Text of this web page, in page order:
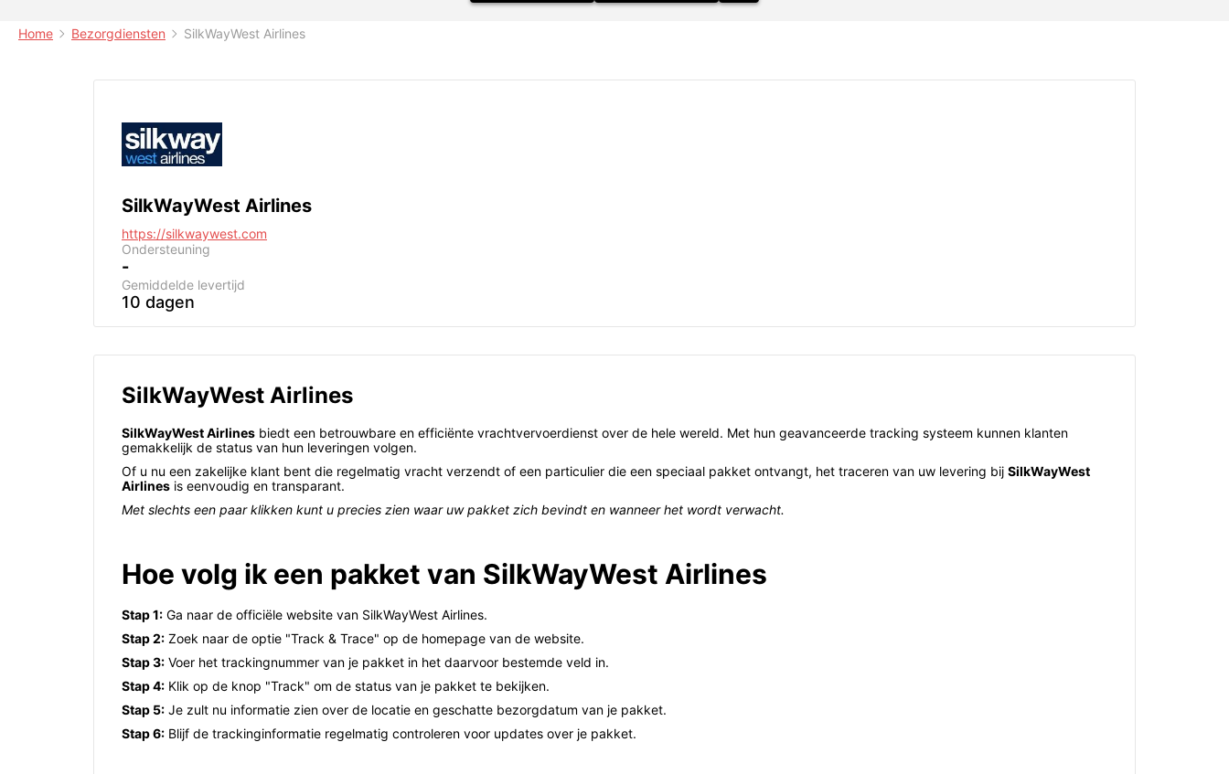
Home Bezorgdiensten SilkWayWest Airlines
SilkWayWest Airlines
https://silkwaywest.com
Ondersteuning
-
Gemiddelde levertijd
10 dagen
SilkWayWest Airlines
SilkWayWest Airlines biedt een betrouwbare en efficiënte vrachtvervoerdienst over de hele wereld. Met hun geavanceerde tracking systeem kunnen klanten
gemakkelijk de status van hun leveringen volgen.
Of u nu een zakelijke klant bent die regelmatig vracht verzendt of een particulier die een speciaal pakket ontvangt, het traceren van uw levering bij SilkWayWest
Airlines is eenvoudig en transparant.
Met slechts een paar klikken kunt u precies zien waar uw pakket zich bevindt en wanneer het wordt verwacht.
Hoe volg ik een pakket van SilkWayWest Airlines
Stap 1: Ga naar de officiële website van SilkWayWest Airlines.
Stap 2: Zoek naar de optie "Track & Trace" op de homepage van de website.
Stap 3: Voer het trackingnummer van je pakket in het daarvoor bestemde veld in.
Stap 4: Klik op de knop "Track" om de status van je pakket te bekijken.
Stap 5: Je zult nu informatie zien over de locatie en geschatte bezorgdatum van je pakket.
Stap 6: Blijf de trackinginformatie regelmatig controleren voor updates over je pakket.